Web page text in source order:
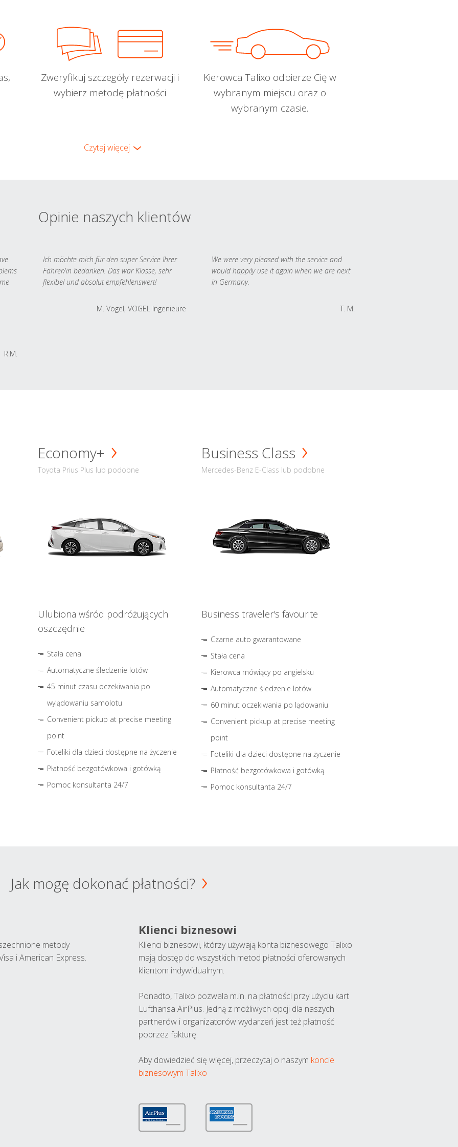
Zweryfikuj szczegóły rezerwacji i
wybierz metodę płatności
Kierowca Talixo odbierze Cię w
wybranym miejscu oraz o
wybranym czasie.
Czytaj więcej
Opinie naszych klientów
R.M.
Ich möchte mich für den super Service Ihrer
Fahrer/in bedanken. Das war Klasse, sehr
flexibel und absolut empfehlenswert!
M. Vogel, VOGEL Ingenieure
We were very pleased with the service and
would happily use it again when we are next
in Germany.
T. M.
Economy+
Toyota Prius Plus lub podobne
Ulubiona wśród podróżujących
oszczędnie
Stała cena
Automatyczne śledzenie lotów
45 minut czasu oczekiwania po
wylądowaniu samolotu
Convenient pickup at precise meeting
point
Foteliki dla dzieci dostępne na życzenie
Płatność bezgotówkowa i gotówką
Pomoc konsultanta 24/7
Business Class
Mercedes-Benz E-Class lub podobne
Business traveler's favourite
Czarne auto gwarantowane
Stała cena
Kierowca mówiący po angielsku
Automatyczne śledzenie lotów
60 minut oczekiwania po lądowaniu
Convenient pickup at precise meeting
point
Foteliki dla dzieci dostępne na życzenie
Płatność bezgotówkowa i gotówką
Pomoc konsultanta 24/7
Jak mogę dokonać płatności?
metody
i American Express.
Klienci biznesowi
Klienci biznesowi, którzy używają konta biznesowego Talixo
mają dostęp do wszystkich metod płatności oferowanych
klientom indywidualnym.
Ponadto, Talixo pozwala m.in. na płatności przy użyciu kart
Lufthansa AirPlus. Jedną z możliwych opcji dla naszych
partnerów i organizatorów wydarzeń jest też płatność
poprzez fakturę.
Aby dowiedzieć się więcej, przeczytaj o naszym koncie
biznesowym Talixo